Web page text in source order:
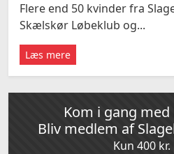
Flere end 50 kvinder fra
Skælskør Løbeklub og...
Læs mere
Kom i gang
Bliv medlem af
Kun 400 kr.